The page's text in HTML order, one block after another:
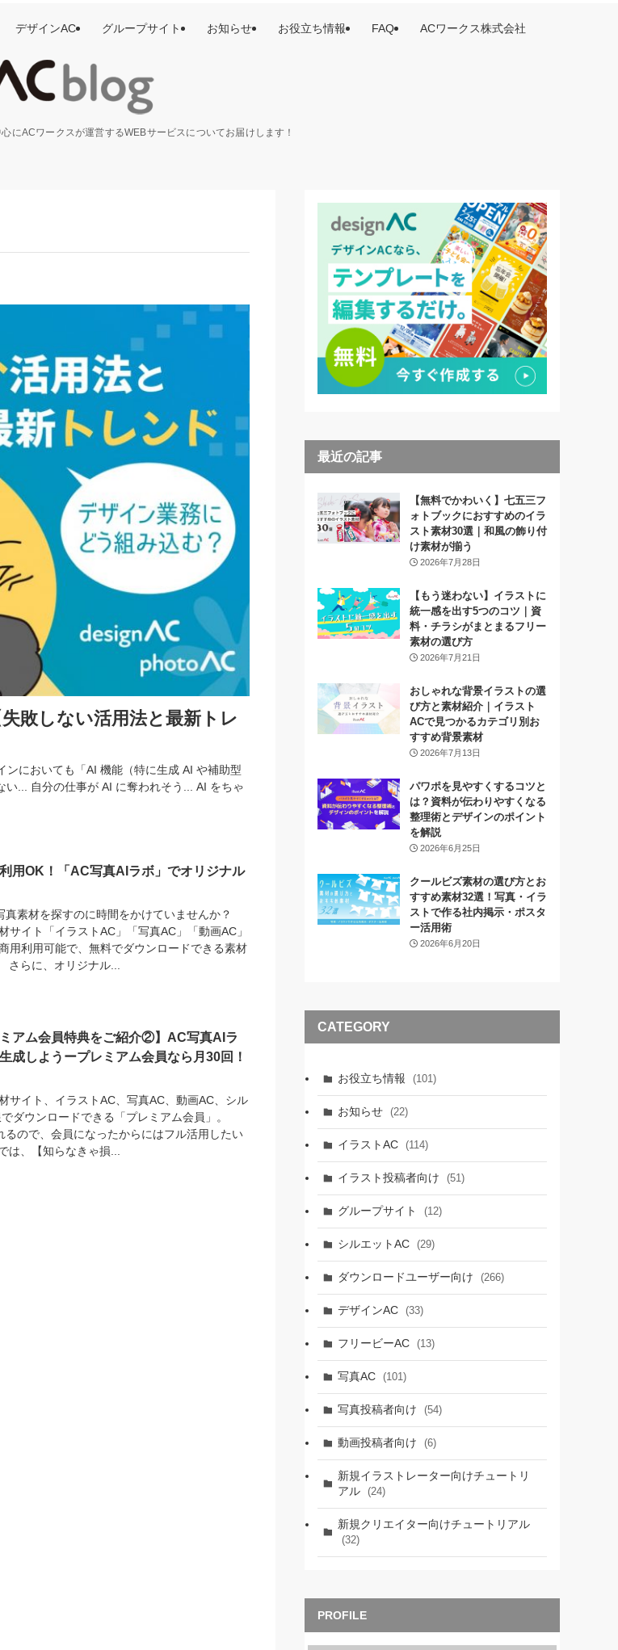
にACワークスが運営するWEBサービスについてお届けします！
デザインAC グループサイト お知らせ お役立ち情報 FAQ ACワークス株式会社
敗しない活用法と最新トレ
においても「AI 機能（特に生成 AI や補助型
... 自分の仕事が AI に奪われそう... AI をちゃ
用OK！「AC写真AIラボ」でオリジナル
真素材を探すのに時間をかけていませんか？
サイト「イラストAC」「写真AC」「動画AC」
用利用可能で、無料でダウンロードできる素材
さらに、オリジナル...
ミアム会員特典をご紹介②】AC写真AIラ
成しようープレミアム会員なら月30回！
サイト、イラストAC、写真AC、動画AC、シル
ダウンロードできる「プレミアム会員」。
るので、会員になったからにはフル活用したい
は、【知らなきゃ損...
最近の記事
【無料でかわいく】七五三フ
ォトブックにおすすめのイラ
スト素材30選｜和風の飾り付
け素材が揃う
2026年7月28日
【もう迷わない】イラストに
統一感を出す5つのコツ｜資
料・チラシがまとまるフリー
素材の選び方
2026年7月21日
おしゃれな背景イラストの選
び方と素材紹介｜イラスト
ACで見つかるカテゴリ別お
すすめ背景素材
2026年7月13日
パワポを見やすくするコツと
は？資料が伝わりやすくなる
整理術とデザインのポイント
を解説
2026年6月25日
クールビズ素材の選び方とお
すすめ素材32選！写真・イラ
ストで作る社内掲示・ポスタ
ー活用術
2026年6月20日
CATEGORY
お役立ち情報 (101)
お知らせ (22)
イラストAC (114)
イラスト投稿者向け (51)
グループサイト (12)
シルエットAC (29)
ダウンロードユーザー向け (266)
デザインAC (33)
フリービーAC (13)
写真AC (101)
写真投稿者向け (54)
動画投稿者向け (6)
新規イラストレーター向けチュートリ
アル (24)
新規クリエイター向けチュートリアル
(32)